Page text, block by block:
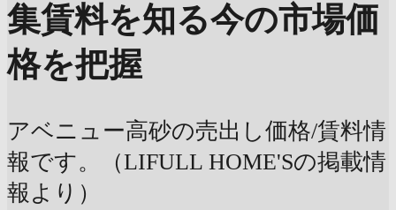
集賃料を知る今の市場価
格を把握
アベニュー高砂の売出し価格/賃料情
報です。（LIFULL HOME'Sの掲載情
報より）